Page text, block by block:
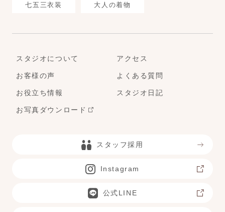
七五三衣装 大人の着物
スタジオについて アクセス
お客様の声 よくある質問
お役立ち情報 スタジオ日記
お写真ダウンロード
スタッフ採用
Instagram
公式LINE